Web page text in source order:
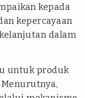
kepada
kepercayaan
dalam
untuk produk